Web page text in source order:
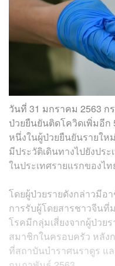
วันที่ 31 มกราคม 2563 ก
ป่วยยืนยันติดโควิดเพิ่มอีก
หนึ่งในผู้ป่วยยืนยันรายใ
มีประวัติเดินทางไปยังปร
ในประเทศรายแรกของไท
โดยผู้ป่วยรายดังกล่าวมีอ
การรับผู้โดยสารชาวจีนที่
โรคมีกลุ่มเสี่ยงจากผู้ป่วย
สมาชิกในครอบครัว หลัง
ที่สถาบันบำราศนราดูร แ